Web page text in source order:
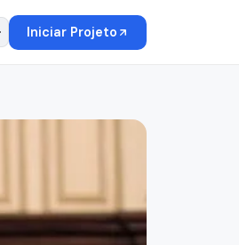
Iniciar Projeto